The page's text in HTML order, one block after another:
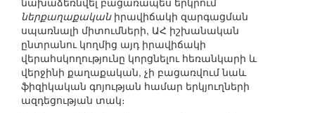
ներքաղաքականիրավիճակի զարգացման
սպառնալի միտումների, ԱՀ իշխանական
ընտրանու կողմից այդ իրավիճակի
վերահսկողությունը կորցնելու հեռանկարի և
վերջինի քաղաքական, չի բացառվում նաև
ֆիզիկական գոյության համար երկյուղների
ազդեցության տակ։